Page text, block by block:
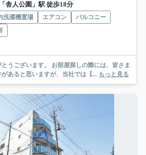
舎人公園」駅 徒歩18分
洗濯機置場 エアコン
バルコニー
お部屋探しの際には、皆さま
あると思いますが、当社では【... もっと見る